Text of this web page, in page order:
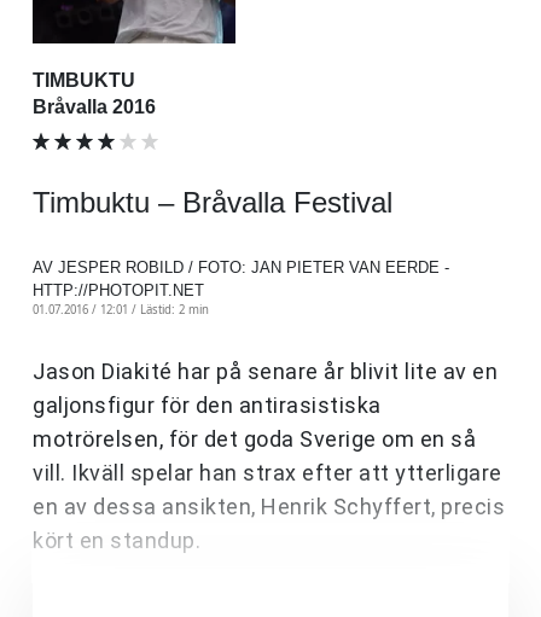
TIMBUKTU
Bråvalla 2016
Timbuktu – Bråvalla Festival
AV JESPER ROBILD / FOTO: JAN PIETER VAN EERDE -
HTTP://PHOTOPIT.NET
01.07.2016 / 12:01 / Lästid: 2 min
Jason Diakité har på senare år blivit lite av en
galjonsfigur för den antirasistiska
motrörelsen, för det goda Sverige om en så
vill. Ikväll spelar han strax efter att ytterligare
en av dessa ansikten, Henrik Schyffert, precis
kört en standup.